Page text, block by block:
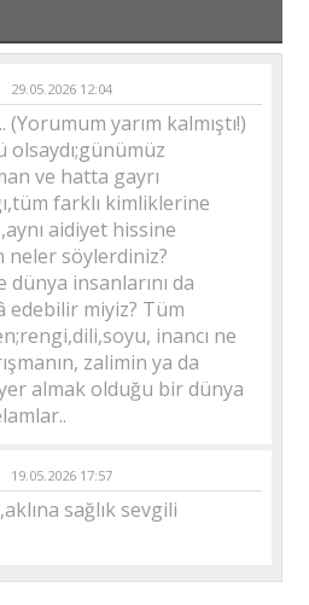
29.05.2026 12:04
yarım kalmıştı!)
olsaydı;günümüz
ve hatta gayrı
farklı kimliklerine
aidiyet hissine
neler söylerdiniz?
insanlarını da
edebilir miyiz? Tüm
inancı ne
zalimin ya da
almak olduğu bir dünya
19.05.2026 17:57
sağlık sevgili